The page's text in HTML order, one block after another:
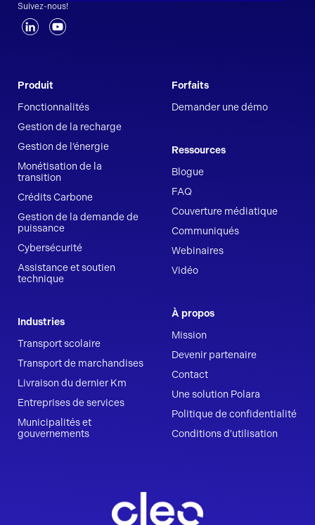
Suivez-nous!
Produit
Fonctionnalités
Gestion de la recharge
Gestion de l’énergie
Monétisation de la
transition
Crédits Carbone
Gestion de la demande de
puissance
Cybersécurité
Assistance et soutien
technique
Industries
Transport scolaire
Transport de marchandises
Livraison du dernier Km
Entreprises de services
Municipalités et
gouvernements
Forfaits
Demander une démo
Ressources
Blogue
FAQ
Couverture médiatique
Communiqués
Webinaires
Vidéo
À propos
Mission
Devenir partenaire
Contact
Une solution Polara
Politique de confidentialité
Conditions d'utilisation